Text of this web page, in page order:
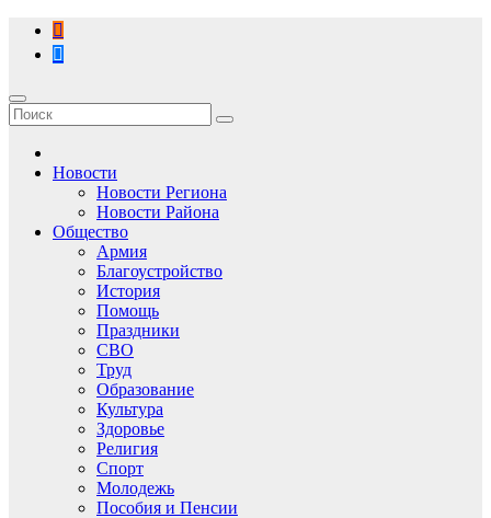
Перейти
содержимому
Новости
Новости Региона
Новости Района
Общество
Армия
Благоустройство
История
Помощь
Праздники
СВО
Труд
Образование
Культура
Здоровье
Религия
Спорт
Молодежь
Пособия и Пенсии